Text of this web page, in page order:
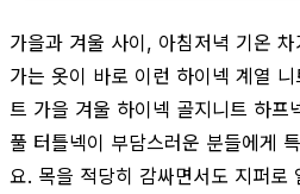
가을과 겨울 사이, 아침저녁 기온
가는 옷이 바로 이런 하이넥 계열
트 가을 겨울 하이넥 골지니트 하프
풀 터틀넥이 부담스러운 분들에게
요. 목을 적당히 감싸면서도 지퍼로